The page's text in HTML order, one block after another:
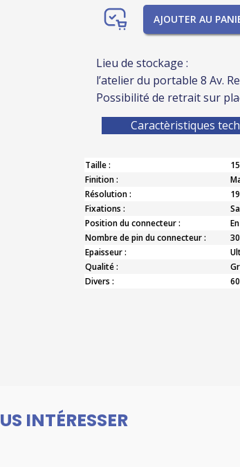
AJOUTER AU
Lieu de stockage :
l’atelier du portable 8 Av.
Possibilité de retrait sur
Caractèristiques
Taille :
Finition :
Résolution :
Fixations :
Position du connecteur :
Nombre de pin du connecteur :
Epaisseur :
Qualité :
Divers :
INTÉRESSER